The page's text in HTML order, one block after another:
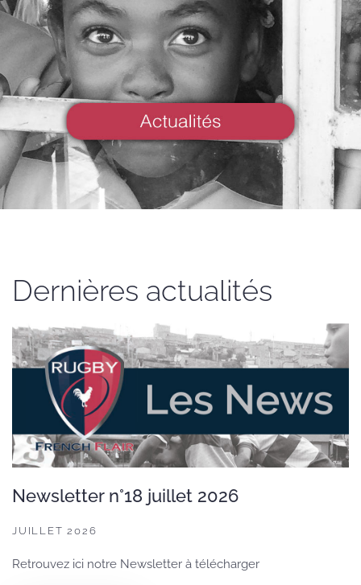
Actus de RFF
VOIR
Dernières actualités
Newsletter n°18 juillet 2026
JUILLET 2026
Retrouvez ici notre Newsletter à télécharger